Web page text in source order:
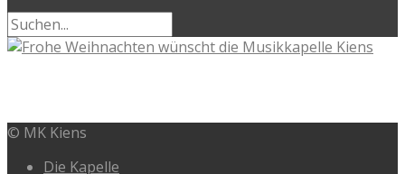
© MK Kiens
Die Kapelle